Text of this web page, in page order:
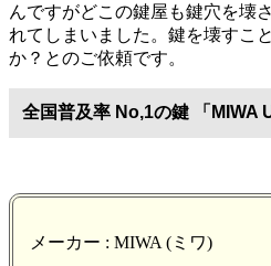
んですがどこの鍵屋も鍵穴を壊
れてしまいました。鍵を壊すこ
か？とのご依頼です。
全国普及率 No,1の鍵 「MIWA
メーカー : MIWA (ミワ)